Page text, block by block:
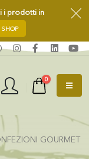
i prodotti in
SHOP
0
GOURMET